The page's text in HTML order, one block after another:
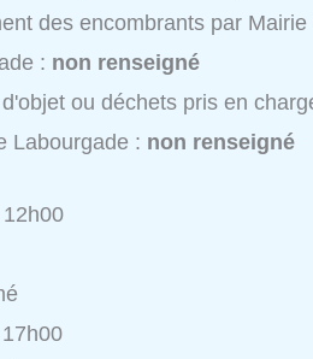
des encombrants par Mairie
: non renseigné
ou déchets pris en
Labourgade : non renseigné